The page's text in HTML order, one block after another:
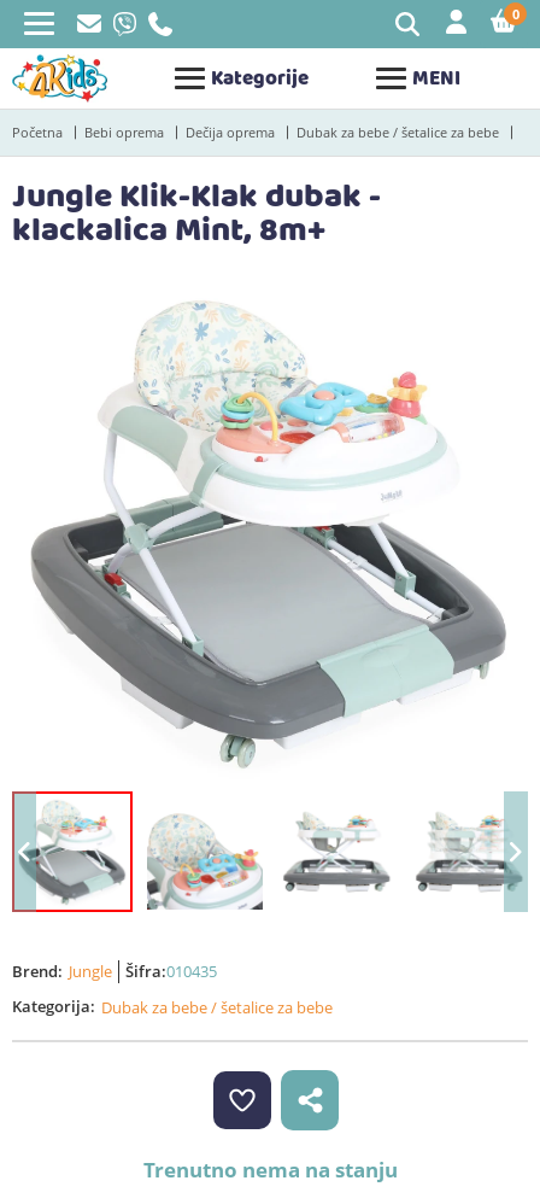
Kategorije MENI
0
Početna Bebi oprema Dečija oprema Dubak za bebe / šetalice za bebe
Jungle Klik-Klak dubak -
klackalica Mint, 8m+
Brend: Jungle Šifra:010435
Kategorija: Dubak za bebe / šetalice za bebe
Trenutno nema na stanju